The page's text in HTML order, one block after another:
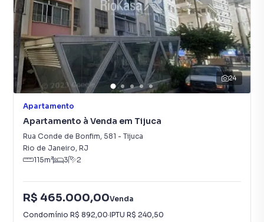
24
Apartamento
Apartamento à Venda em Tijuca
Rua Conde de Bonfim, 581 - Tijuca
Rio de Janeiro, RJ
115m² 3 2
R$ 465.000,00Venda
Condomínio R$ 892,00·IPTU R$ 240,50